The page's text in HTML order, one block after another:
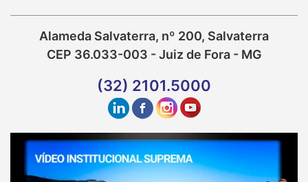
Alameda Salvaterra, nº 200, Salvaterra
CEP 36.033-003 - Juiz de Fora - MG
(32) 2101.5000